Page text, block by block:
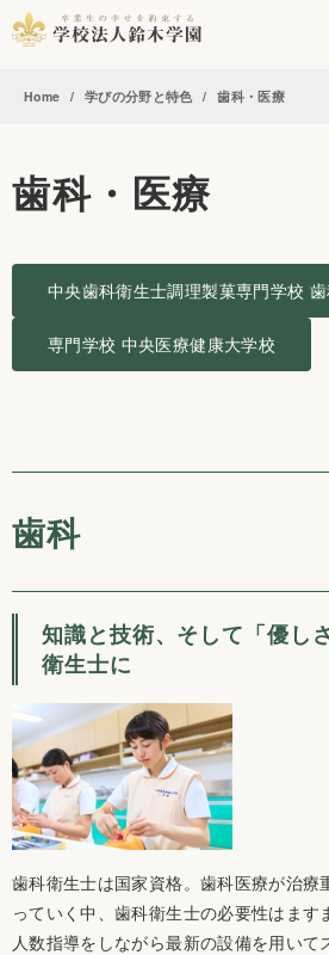
ツ
へ
動
Home 学びの分野と特色 歯科・医療
歯科・医療
中央歯科衛生士調理製菓専門学校
専門学校 中央医療健康大学校
歯科
知識と技術、そして「優し
衛生士に
歯科衛生士は国家資格。歯科医療が治療
っていく中、歯科衛生士の必要性はます
人数指導をしながら最新の設備を用いて